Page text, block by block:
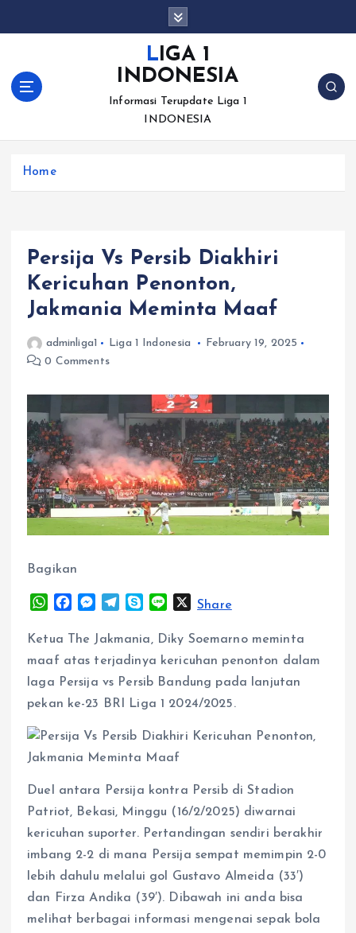
LIGA 1
INDONESIA
Informasi Terupdate Liga 1
INDONESIA
Home
Persija Vs Persib Diakhiri
Kericuhan Penonton,
Jakmania Meminta Maaf
adminliga1 Liga 1 Indonesia
February 19, 2025
0 Comments
Bagikan
W
a
A
p
c
e
o
o
M
s
s
n
g
r
T
l
r
a
y
n
XShare
Ketua The Jakmania, Diky Soemarno meminta
maaf atas terjadinya kericuhan penonton dalam
laga Persija vs Persib Bandung pada lanjutan
pekan ke-23 BRI Liga 1 2024/2025.
Duel antara Persija kontra Persib di Stadion
Patriot, Bekasi, Minggu (16/2/2025) diwarnai
kericuhan suporter. Pertandingan sendiri berakhir
imbang 2-2 di mana Persija sempat memimpin 2-0
lebih dahulu melalui gol Gustavo Almeida (33′)
dan Firza Andika (39′). Dibawah ini anda bisa
melihat berbagai informasi mengenai sepak bola